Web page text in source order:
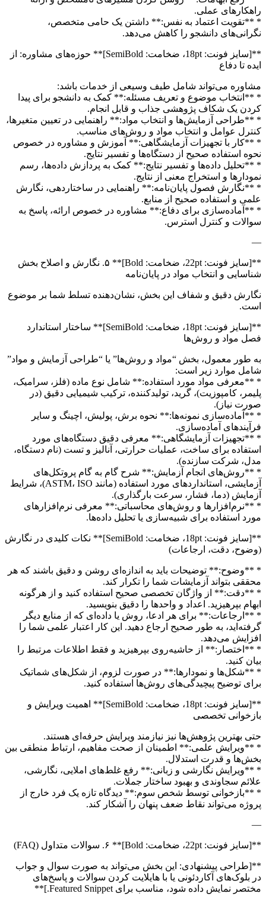
راهکارهای عملی.
* **تقویت اعتماد به نفس:** داشتن یک حامی متخصص،
نگرانی‌های دانشجو را کاهش می‌دهد.
**[سایز فونت: 18pt، ضخامت: SemiBold]** حوزه‌های مشاوره: از
ایده تا دفاع
مشاوره می‌تواند شامل طیف وسیعی از خدمات باشد:
* **انتخاب موضوع و تعریف مسئله:** کمک به دانشجو برای پیدا
کردن یک شکاف پژوهشی جذاب و قابل انجام.
* **طراحی آزمایش‌ها و انتخاب مواد:** راهنمایی در تعیین متغیرها،
کنترل عوامل و انتخاب مواد و روش‌های مناسب.
* **کار با تجهیزات آزمایشگاهی:** آموزش و مشاوره در خصوص
نحوه استفاده صحیح از دستگاه‌ها و تفسیر نتایج.
* **تحلیل داده‌ها و تفسیر نتایج:** کمک به پردازش داده‌ها، رسم
نمودارها و استخراج معنی از نتایج.
* **نگارش فصول پایان‌نامه:** راهنمایی در ساختاردهی، نگارش
علمی و استفاده صحیح از منابع.
* **آماده‌سازی برای دفاع:** مشاوره در خصوص ارائه، پاسخ به
سوالات و کنترل استرس.
—
**[سایز فونت: 22pt، ضخامت: Bold]** ۵. نگارش و اصلاح بخش
شناسایی و انتخاب مواد در پایان‌نامه
نگارش دقیق و شفاف این بخش، نشان‌دهنده تسلط شما بر موضوع
است.
**[سایز فونت: 18pt، ضخامت: SemiBold]** ساختار استاندارد
فصل مواد و روش‌ها
به طور معمول، بخش “مواد و روش‌ها” یا “طراحی آزمایش و مواد”
شامل موارد زیر است:
* **معرفی مواد مورد استفاده:** شامل نوع ماده (فلز، سرامیک،
پلیمر، کامپوزیت)، گرید، تولیدکننده، ترکیب شیمیایی دقیق (در
صورت نیاز).
* **آماده‌سازی نمونه‌ها:** نحوه برش، پولیش، اچینگ و سایر
فرآیندهای آماده‌سازی.
* **تجهیزات آزمایشگاهی:** معرفی دقیق دستگاه‌های مورد
استفاده برای ساخت، عملیات حرارتی، آنالیز و تست (نام دستگاه،
مدل، شرکت سازنده).
* **روش‌های انجام آزمایش:** شرح گام به گام پروتکل‌های
آزمایشی، استانداردهای مورد استفاده (مانند ASTM، ISO)، شرایط
آزمایش (دما، فشار، سرعت بارگذاری).
* **نرم‌افزارها و روش‌های محاسباتی:** معرفی نرم‌افزارهای
مورد استفاده برای شبیه‌سازی یا تحلیل داده‌ها.
**[سایز فونت: 18pt، ضخامت: SemiBold]** نکات کلیدی در نگارش
(وضوح، دقت، ارجاعات)
* **وضوح:** توضیحات باید به اندازه‌ای روشن و دقیق باشند که هر
محققی بتواند آزمایشات شما را تکرار کند.
* **دقت:** از واژگان تخصصی صحیح استفاده کنید و از هرگونه
ابهام بپرهیزید. اعداد و واحدها را دقیق بنویسید.
* **ارجاعات:** برای هر ادعا، روش یا داده‌ای که از منابع دیگر
گرفته‌اید، به طور صحیح ارجاع دهید. این کار اعتبار علمی شما را
افزایش می‌دهد.
* **اختصار:** از حاشیه‌روی بپرهیزید و فقط اطلاعات مرتبط را
بیان کنید.
* **شکل‌ها و نمودارها:** در صورت لزوم، از شکل‌های شماتیک
برای توضیح پیچیدگی‌های روش‌ها استفاده کنید.
**[سایز فونت: 18pt، ضخامت: SemiBold]** اهمیت ویرایش و
بازخوانی تخصصی
حتی بهترین پژوهش‌ها نیز نیازمند ویرایش حرفه‌ای هستند.
* **ویرایش علمی:** اطمینان از صحت مفاهیم، ارتباط منطقی بین
بخش‌ها و قدرت استدلال.
* **ویرایش نگارشی و زبانی:** رفع غلط‌های املایی، نگارشی،
علائم سجاوندی و بهبود ساختار جملات.
* **بازخوانی توسط شخص سوم:** دیدگاه تازه یک فرد خارج از
پروژه می‌تواند نقاط ضعف پنهان را آشکار کند.
—
**[سایز فونت: 22pt، ضخامت: Bold]** ۶. سوالات متداول (FAQ)
**[طراحی پیشنهادی: این بخش می‌تواند به صورت سوال و جواب
در بلوک‌های آکاردئونی یا با هایلایت کردن سوالات و پاسخ‌های
مختصر نمایش داده شود، مناسب برای Featured Snippet.]**